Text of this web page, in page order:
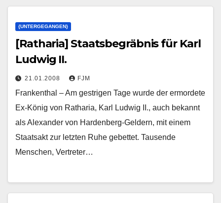
{UNTERGEGANGEN}
[Ratharia] Staatsbegräbnis für Karl
Ludwig II.
21.01.2008 FJM
Frankenthal – Am gestrigen Tage wurde der ermordete
Ex-König von Ratharia, Karl Ludwig II., auch bekannt
als Alexander von Hardenberg-Geldern, mit einem
Staatsakt zur letzten Ruhe gebettet. Tausende
Menschen, Vertreter…